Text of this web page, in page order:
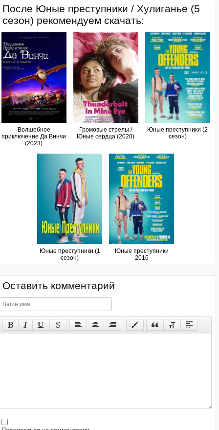
После Юные преступники / Хулиганье (5
сезон) рекомендуем скачать:
Волшебное
приключение Да Винчи
(2023)
Громовые стрелы /
Юные сердца (2020)
Юные преступники (2
сезон)
Юные преступники (1
сезон)
Юные преступники
2016
Оставить комментарий